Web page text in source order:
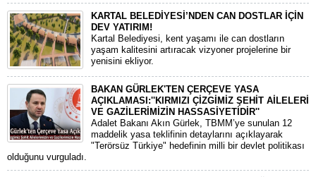
KARTAL BELEDİYESİ’NDEN CAN DOSTLAR İÇİN
DEV YATIRIM!
Kartal Belediyesi, kent yaşamı ile can dostların
yaşam kalitesini artıracak vizyoner projelerine bir
yenisini ekliyor.
BAKAN GÜRLEK'TEN ÇERÇEVE YASA
AÇIKLAMASI:''KIRMIZI ÇİZGİMİZ ŞEHİT AİLELERİ
VE GAZİLERİMİZİN HASSASİYETİDİR''
Adalet Bakanı Akın Gürlek, TBMM’ye sunulan 12
maddelik yasa teklifinin detaylarını açıklayarak
"Terörsüz Türkiye" hedefinin milli bir devlet politikası
olduğunu vurguladı.